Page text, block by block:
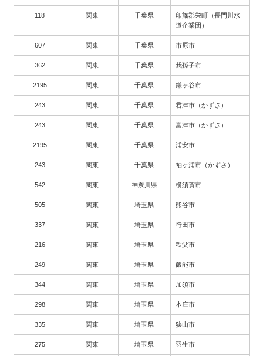
118 関東 千葉県
印旛郡栄町（長門川水
道企業団）
607 関東 千葉県 市原市
362 関東 千葉県 我孫子市
2195 関東 千葉県 鎌ヶ谷市
243 関東 千葉県 君津市（かずさ）
243 関東 千葉県 富津市（かずさ）
2195 関東 千葉県 浦安市
243 関東 千葉県 袖ヶ浦市（かずさ）
542 関東 神奈川県 横須賀市
505 関東 埼玉県 熊谷市
337 関東 埼玉県 行田市
216 関東 埼玉県 秩父市
249 関東 埼玉県 飯能市
344 関東 埼玉県 加須市
298 関東 埼玉県 本庄市
335 関東 埼玉県 狭山市
275 関東 埼玉県 羽生市